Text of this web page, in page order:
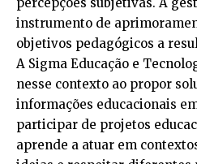
percepções subjetivas. A
instrumento de
objetivos pedagógicos a
A Sigma Educação e
nesse contexto ao propor
informações educacionais
participar de projetos
aprende a atuar em